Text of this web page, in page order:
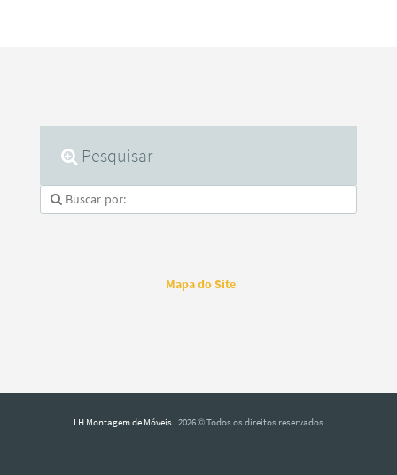
Pesquisar
Mapa do Site
LH Montagem de Móveis · 2026 © Todos os direitos reservados